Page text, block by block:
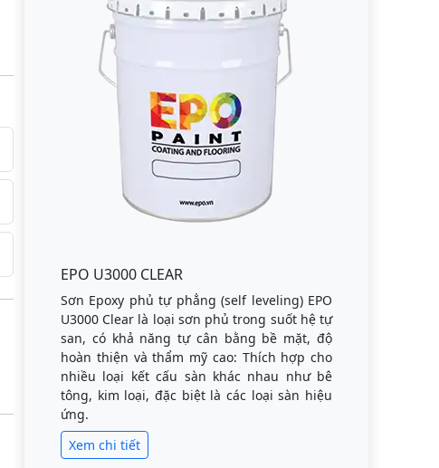
EPO U3000 CLEAR
Sơn Epoxy phủ tự phẳng (self leveling) EPO
U3000 Clear là loại sơn phủ trong suốt hệ tự
san, có khả năng tự cân bằng bề mặt, độ
hoàn thiện và thẩm mỹ cao: Thích hợp cho
nhiều loại kết cấu sàn khác nhau như bê
tông, kim loại, đặc biệt là các loại sàn hiệu
ứng.
Xem chi tiết